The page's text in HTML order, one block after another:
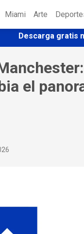
Miami Arte
Descarga gratis
el